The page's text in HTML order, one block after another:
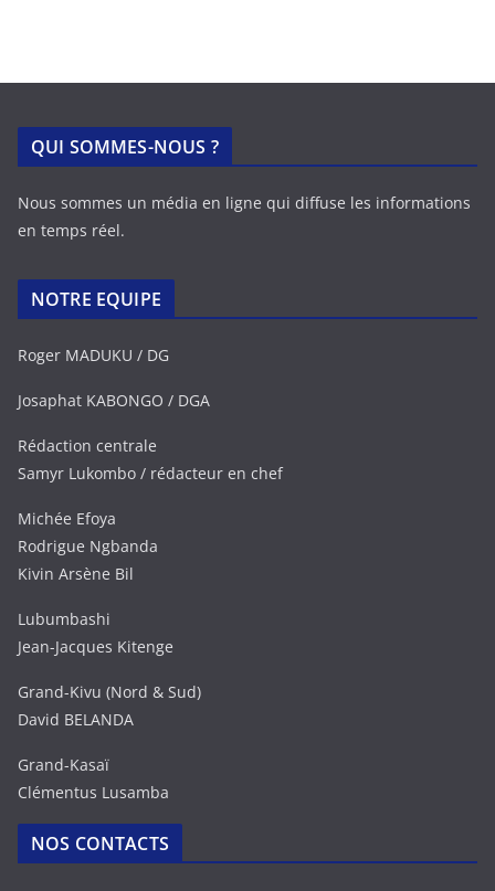
QUI SOMMES-NOUS ?
Nous sommes un média en ligne qui diffuse les informations
en temps réel.
NOTRE EQUIPE
Roger MADUKU / DG
Josaphat KABONGO / DGA
Rédaction centrale
Samyr Lukombo / rédacteur en chef
Michée Efoya
Rodrigue Ngbanda
Kivin Arsène Bil
Lubumbashi
Jean-Jacques Kitenge
Grand-Kivu (Nord & Sud)
David BELANDA
Grand-Kasaï
Clémentus Lusamba
NOS CONTACTS